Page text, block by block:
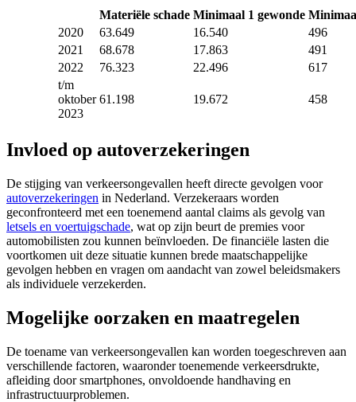
Materiële schade Minimaal 1 gewonde
2020
63.649 16.540
496
2021
68.678 17.863
491
2022
76.323 22.496
617
t/m
oktober
2023
61.198 19.672 458
Invloed op autoverzekeringen
De stijging van verkeersongevallen heeft directe gevolgen voor
autoverzekeringen in Nederland. Verzekeraars worden
geconfronteerd met een toenemend aantal claims als gevolg van
letsels en voertuigschade, wat op zijn beurt de premies voor
automobilisten zou kunnen beïnvloeden. De financiële lasten die
voortkomen uit deze situatie kunnen brede maatschappelijke
gevolgen hebben en vragen om aandacht van zowel beleidsmakers
als individuele verzekerden.
Mogelijke oorzaken en maatregelen
De toename van verkeersongevallen kan worden toegeschreven aan
verschillende factoren, waaronder toenemende verkeersdrukte,
afleiding door smartphones, onvoldoende handhaving en
infrastructuurproblemen.